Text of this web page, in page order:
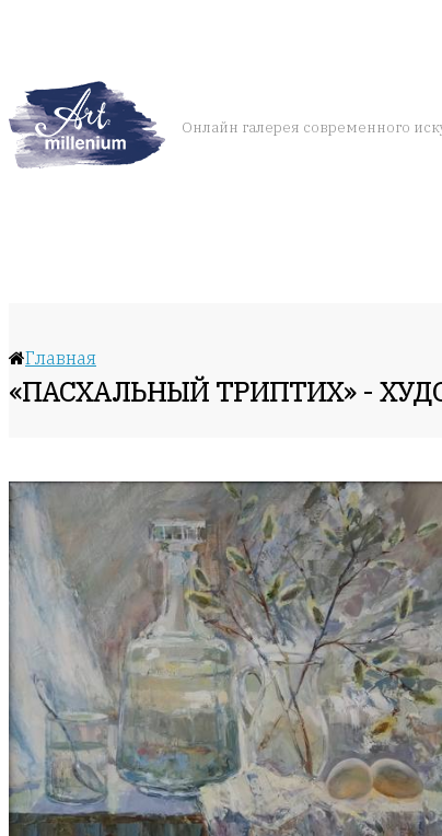
Онлайн галерея современного
Главная
«ПАСХАЛЬНЫЙ ТРИПТИХ» -